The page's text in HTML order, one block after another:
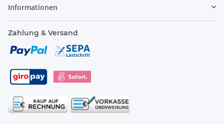
Informationen
Zahlung & Versand